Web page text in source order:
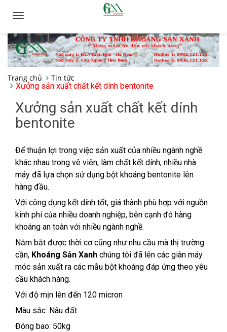
Toggle
Trang chủ
Tin tức
Xưởng sản xuất chất kết dính bentonite
Xưởng sản xuất chất kết dính
bentonite
Để thuận lợi trong việc sản xuất của nhiều ngành nghề
khác nhau trong vê viên, làm chất kết dính, nhiều nhà
máy đã lựa chọn sử dụng bột khoáng bentonite lên
hàng đầu.
Với công dụng kết dính tốt, giá thành phù hợp với nguồn
kinh phí của nhiều doanh nghiệp, bên cạnh đó hàng
khoáng an toàn với nhiều ngành nghề.
Nắm bắt được thời cơ cũng như nhu cầu mà thị trường
cần, Khoáng Sản Xanh chúng tôi đã lên các giàn máy
móc sản xuất ra các mẫu bột khoáng đáp ứng theo yêu
cầu khách hàng.
Với độ mịn lên đến 120 micron
Màu sắc: Nâu đất
Đóng bao: 50kg